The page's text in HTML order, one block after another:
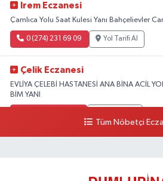
Irem Eczanesi
Çamlıca Yolu Saat Kulesi Yanı Bahçelievler
0 (274) 231 69 09 Yol Tarifi Al
Çelik Eczanesi
EVLİYA ÇELEBİ HASTANESİ ANA BİNA ACİL
BİM YANI
Tüm Nöbetçi